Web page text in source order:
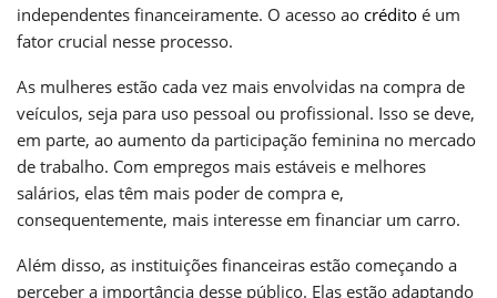
independentes financeiramente. O acesso ao crédito é um
fator crucial nesse processo.
As mulheres estão cada vez mais envolvidas na compra de
veículos, seja para uso pessoal ou profissional. Isso se deve,
em parte, ao aumento da participação feminina no mercado
de trabalho. Com empregos mais estáveis e melhores
salários, elas têm mais poder de compra e,
consequentemente, mais interesse em financiar um carro.
Além disso, as instituições financeiras estão começando a
perceber a importância desse público. Elas estão adaptando